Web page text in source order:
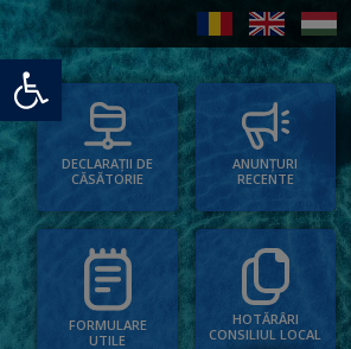
Deschide bara de unelte
DECLARAȚII DE
CĂSĂTORIE
ANUNȚURI
RECENTE
FORMULARE
UTILE
HOTĂRÂRI
CONSILIUL LOCAL